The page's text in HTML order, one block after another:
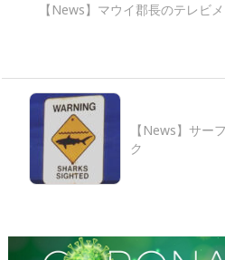
【News】マウイ郡長のテレビ
【News】サー
ク